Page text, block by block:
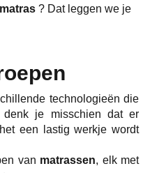
matras ? Dat leggen we je
technologieën die
denk je misschien dat er
een lastig werkje wordt
van matrassen, elk met